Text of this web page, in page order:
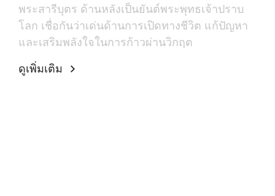
พระสารีบุตร ด้านหลังเป็นยันต์พระพุทธเจ้าปราบ
โลก เชื่อกันว่าเด่นด้านการเปิดทางชีวิต แก้ปัญหา
และเสริมพลังใจในการก้าวผ่านวิกฤต
ดูเพิ่มเติม